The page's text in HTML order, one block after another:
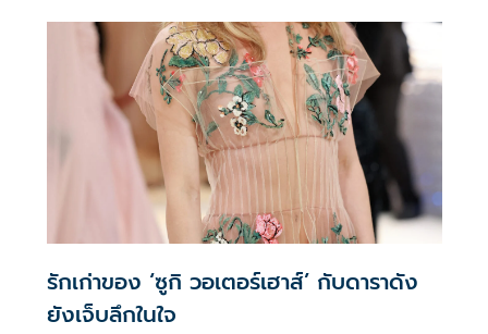
รักเก่าของ ‘ซูกิ วอเตอร์เฮาส์’ กับดาราดัง
ยังเจ็บลึกในใจ